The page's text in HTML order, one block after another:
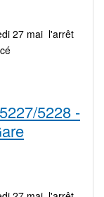
27 mai l'arrêt
5228 -